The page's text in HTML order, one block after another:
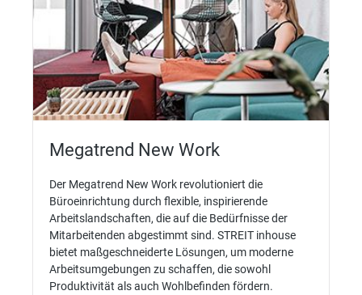
Megatrend New Work
Der Megatrend New Work revolutioniert die
Büroeinrichtung durch flexible, inspirierende
Arbeitslandschaften, die auf die Bedürfnisse der
Mitarbeitenden abgestimmt sind. STREIT inhouse
bietet maßgeschneiderte Lösungen, um moderne
Arbeitsumgebungen zu schaffen, die sowohl
Produktivität als auch Wohlbefinden fördern.